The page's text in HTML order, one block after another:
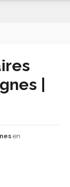
|
en